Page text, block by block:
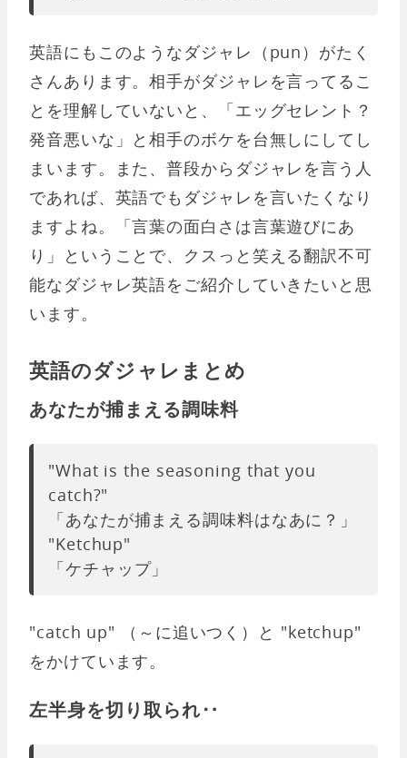
英語にもこのようなダジャレ（pun）がたく
さんあります。相手がダジャレを言ってるこ
とを理解していないと、「エッグセレント？
発音悪いな」と相手のボケを台無しにしてし
まいます。また、普段からダジャレを言う人
であれば、英語でもダジャレを言いたくなり
ますよね。「言葉の面白さは言葉遊びにあ
り」ということで、クスっと笑える翻訳不可
能なダジャレ英語をご紹介していきたいと思
います。
英語のダジャレまとめ
あなたが捕まえる調味料
"What is the seasoning that you
catch?"
「あなたが捕まえる調味料はなあに？」
"Ketchup"
「ケチャップ」
"catch up" （～に追いつく）と "ketchup"
をかけています。
左半身を切り取られ‥